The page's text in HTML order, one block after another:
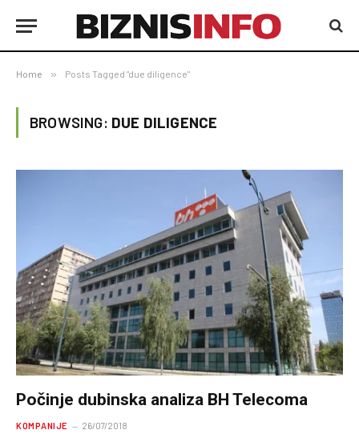
Home » Posts Tagged "due diligence"
BROWSING: DUE DILIGENCE
Počinje dubinska analiza BH Telecoma
KOMPANIJE 26/07/2018